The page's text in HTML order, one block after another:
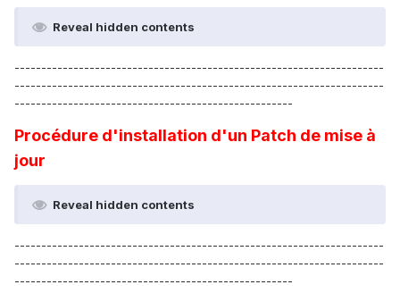
Reveal hidden contents
---------------------------------------------------------------------
---------------------------------------------------------------------
----------------------------------------------------
Procédure d'installation d'un Patch de mise à
jour
Reveal hidden contents
---------------------------------------------------------------------
---------------------------------------------------------------------
----------------------------------------------------